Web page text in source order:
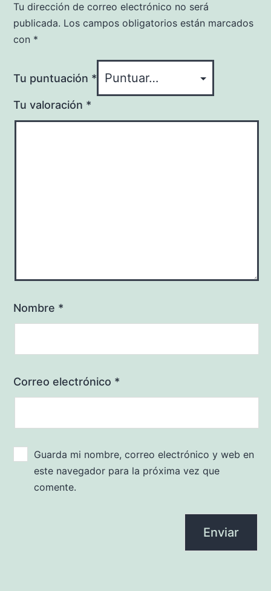
Tu dirección de correo electrónico no será
publicada. Los campos obligatorios están marcados
con *
Tu puntuación *
Tu valoración *
Nombre *
Correo electrónico *
Guarda mi nombre, correo electrónico y web en
este navegador para la próxima vez que
comente.